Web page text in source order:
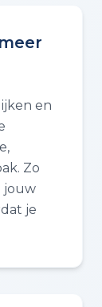
en
Zo
jouw
je